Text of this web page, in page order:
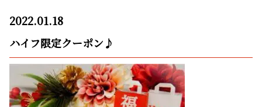
2022.01.18
ハイフ限定クーポン♪